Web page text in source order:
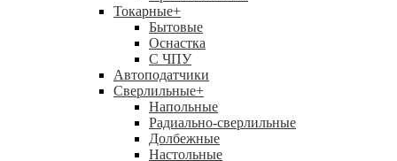
Токарные+
Бытовые
Оснастка
С ЧПУ
Автоподатчики
Сверлильные+
Напольные
Радиально-сверлильные
Долбежные
Настольные